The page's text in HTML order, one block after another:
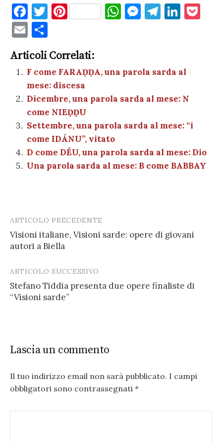
F
a
c
e
b
o
o
k
T
te
r
Pi
es
t
W
A
p
M
g
er
T
a
Li
dI
n
E
m
ai
l
n
di
vi
di
Articoli Correlati:
F come FARAḌḌA, una parola sarda al
mese: discesa
Dicembre, una parola sarda al mese: N
come NIEḌḌU
Settembre, una parola sarda al mese: “i
come IDÁNU”, vitato
D come DÉU, una parola sarda al mese: Dio
Una parola sarda al mese: B come BABBAY
Post
navigation
ARTICOLO PRECEDENTE
Visioni italiane, Visioni sarde: opere di giovani
autori a Biella
ARTICOLO SUCCESSIVO
Stefano Tiddia presenta due opere finaliste di
“Visioni sarde”
Lascia un commento
Il tuo indirizzo email non sarà pubblicato. I campi
obbligatori sono contrassegnati *